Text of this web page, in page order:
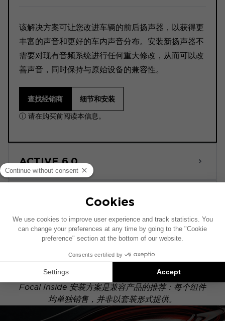
该解决方案可让您改进车辆的前后扬声器，以获得更
丰富的声音和更好的车内声音分布。安装新扬声器不
需要对现有音频系统进行任何重大修改，从而可以改
善声音，同时保持与原始设备的兼容性。
查找经销商 细节和安装
ⓘ 请在购买前阅读本信息。
ACTIVE 6.0
此安装示意图基于配有原厂音响系统的车辆绘制。如果
您的车辆配有特定的高保真选装配置，图中所示组件的
位置可能会有所不同。
Focal Inside 安装方案是兼容产品的推荐：每个组件
均单独销售，并非以套装形式提供。